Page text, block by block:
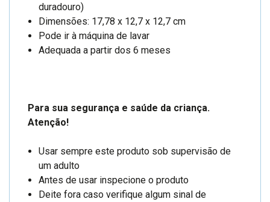
duradouro)
Dimensões: 17,78 x 12,7 x 12,7 cm
Pode ir à máquina de lavar
Adequada a partir dos 6 meses
Para sua segurança e saúde da criança.
Atenção!
Usar sempre este produto sob supervisão de
um adulto
Antes de usar inspecione o produto
Deite fora caso verifique algum sinal de